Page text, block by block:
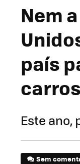
Nem
país
carros
Este ano,
Sem